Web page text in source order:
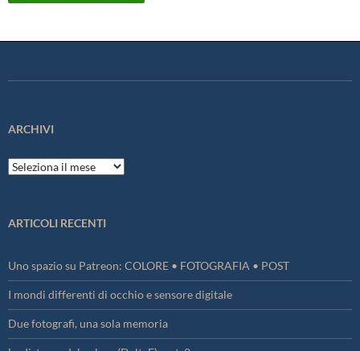
ARCHIVI
Archivi
ARTICOLI RECENTI
Uno spazio su Patreon: COLORE • FOTOGRAFIA • POST
I mondi differenti di occhio e sensore digitale
Due fotografi, una sola memoria